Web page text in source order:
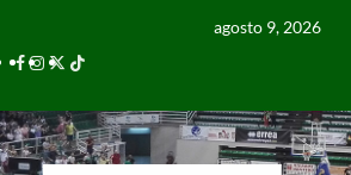
agosto 9, 2026